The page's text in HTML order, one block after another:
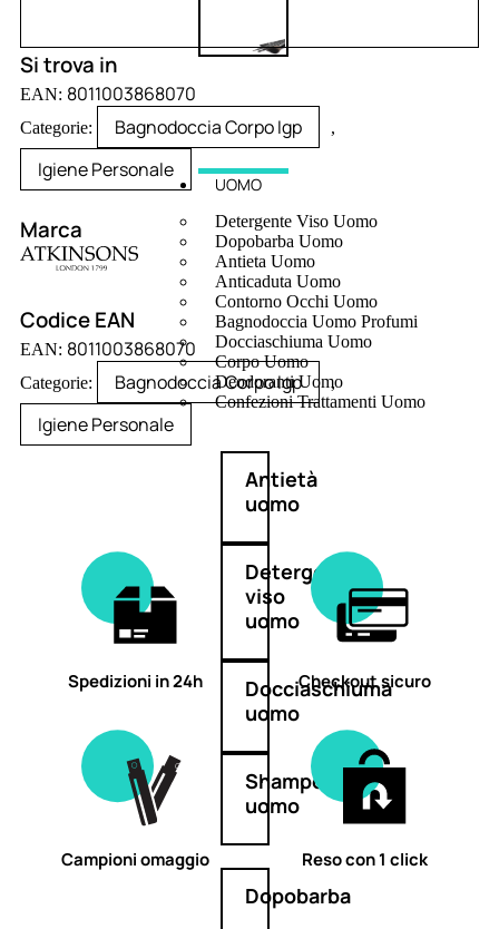
UOMO
Detergente Viso Uomo
Dopobarba Uomo
Antieta Uomo
Anticaduta Uomo
Contorno Occhi Uomo
Bagnodoccia Uomo Profumi
Docciaschiuma Uomo
Corpo Uomo
Deodoranti Uomo
Confezioni Trattamenti Uomo
Antietà
uomo
Detergente
viso
uomo
Docciaschiuma
uomo
Shampoo
uomo
Dopobarba
Si trova in
EAN: 8011003868070
Categorie: Bagnodoccia Corpo Igp ,
Igiene Personale
Marca
Codice EAN
EAN: 8011003868070
Categorie: Bagnodoccia Corpo Igp ,
Igiene Personale
Spedizioni in 24h Checkout sicuro
Campioni omaggio Reso con 1 click